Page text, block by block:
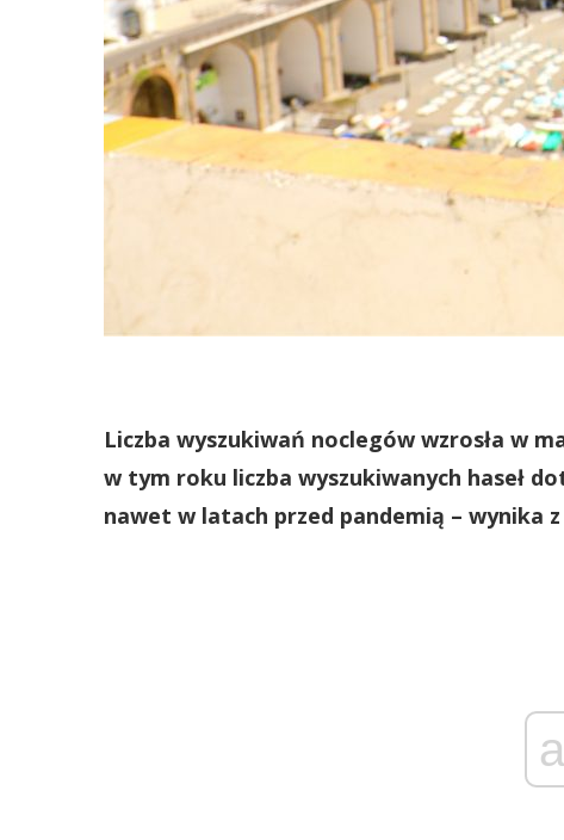
Liczba wyszukiwań noclegów wzrosła w
w tym roku liczba wyszukiwanych haseł
nawet w latach przed pandemią – wynika